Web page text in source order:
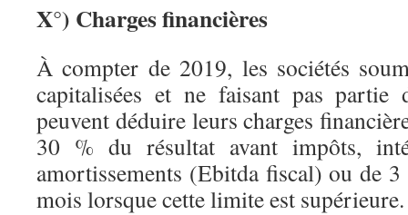
X°) Charges financières
À compter de 2019, les sociétés
capitalisées et ne faisant pas partie
peuvent déduire leurs charges
30 % du résultat avant impôts,
amortissements (Ebitda fiscal) ou de
mois lorsque cette limite est supérieure.